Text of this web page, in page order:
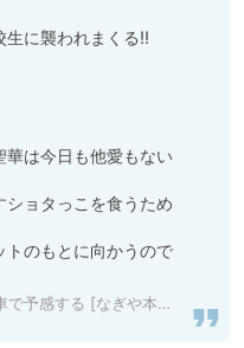
生に襲われまくる!!
華は今日も他愛もない
ョタっこを食うため
トのもとに向かうので
[なぎや本舗] | DLsite 同人 - R18